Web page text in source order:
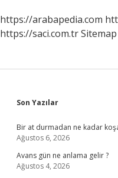
https://arabapedia.com
https://saci.com.trSitemap
Sidebar
Son Yazılar
Bir at durmadan ne kadar
Ağustos 6, 2026
Avans gün ne anlama gelir ?
Ağustos 4, 2026